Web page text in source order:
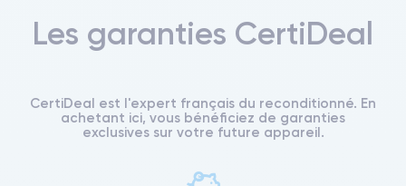
Les garanties CertiDeal
CertiDeal est l'expert français du reconditionné. En
achetant ici, vous bénéficiez de garanties
exclusives sur votre future appareil.